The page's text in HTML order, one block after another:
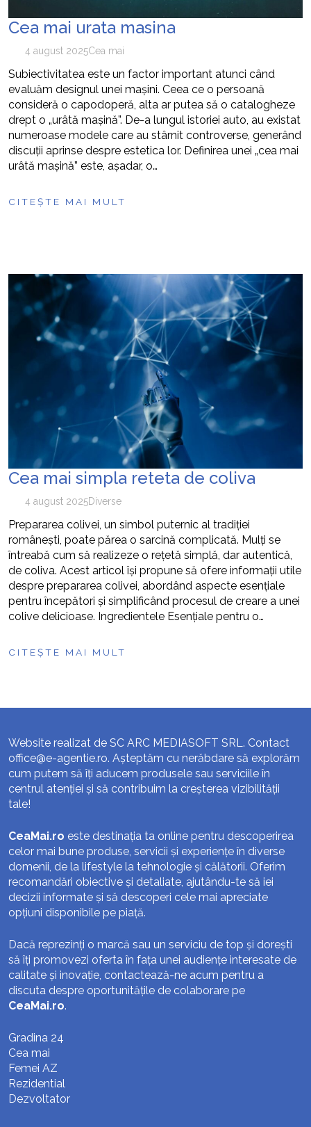
Cea mai urata masina
4 august 2025Cea mai
Subiectivitatea este un factor important atunci când
evaluăm designul unei mașini. Ceea ce o persoană
consideră o capodoperă, alta ar putea să o catalogheze
drept o „urâtă mașină”. De-a lungul istoriei auto, au existat
numeroase modele care au stârnit controverse, generând
discuții aprinse despre estetica lor. Definirea unei „cea mai
urâtă mașină” este, așadar, o…
CITEȘTE MAI MULT
Cea mai simpla reteta de coliva
4 august 2025Diverse
Prepararea colivei, un simbol puternic al tradiției
românești, poate părea o sarcină complicată. Mulți se
întreabă cum să realizeze o rețetă simplă, dar autentică,
de coliva. Acest articol își propune să ofere informații utile
despre prepararea colivei, abordând aspecte esențiale
pentru începători și simplificând procesul de creare a unei
colive delicioase. Ingredientele Esențiale pentru o…
CITEȘTE MAI MULT
Website realizat de SC ARC MEDIASOFT SRL. Contact
office@e-agentie.ro. Așteptăm cu nerăbdare să explorăm
cum putem să îți aducem produsele sau serviciile în
centrul atenției și să contribuim la creșterea vizibilității
tale!
CeaMai.ro este destinația ta online pentru descoperirea
celor mai bune produse, servicii și experiențe în diverse
domenii, de la lifestyle la tehnologie și călătorii. Oferim
recomandări obiective și detaliate, ajutându-te să iei
decizii informate și să descoperi cele mai apreciate
opțiuni disponibile pe piață.
Dacă reprezinți o marcă sau un serviciu de top și dorești
să îți promovezi oferta în fața unei audiențe interesate de
calitate și inovație, contactează-ne acum pentru a
discuta despre oportunitățile de colaborare pe
CeaMai.ro.
Gradina 24
Cea mai
Femei AZ
Rezidential
Dezvoltator